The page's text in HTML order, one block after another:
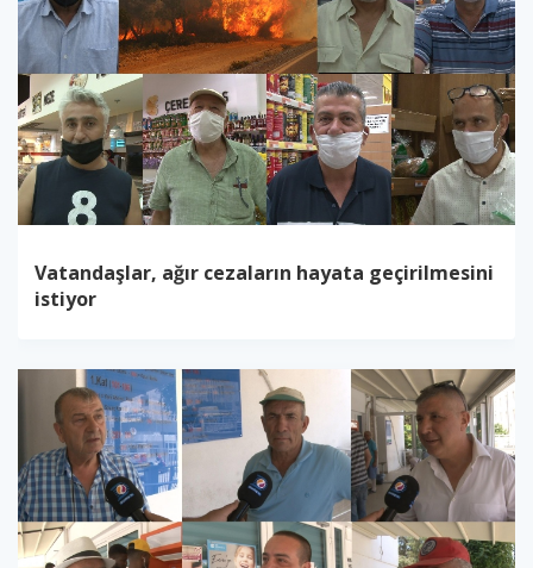
Vatandaşlar, ağır cezaların hayata geçirilmesini
istiyor